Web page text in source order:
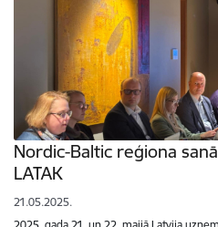
Nordic-Baltic reģiona
LATAK
21.05.2025.